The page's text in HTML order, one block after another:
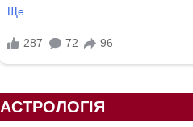
АСТРОЛОГІЯ